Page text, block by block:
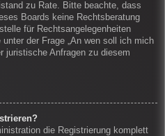
zu Rate. Bitte beachte, dass
Boards keine Rechtsberatung
für Rechtsangelegenheiten
der Frage „An wen soll ich mich
juristische Anfragen zu diesem
die Registrierung komplett